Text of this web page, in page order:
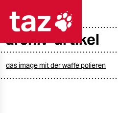
taz zahl ich
archiv-artikel
das image mit der waffe polieren